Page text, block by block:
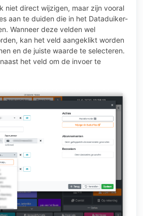
niet direct wijzigen, maar zijn vooral
aan te duiden die in het Dataduiker-
Wanneer deze velden wel
kan het veld aangeklikt worden
en de juiste waarde te selecteren.
naast het veld om de invoer te